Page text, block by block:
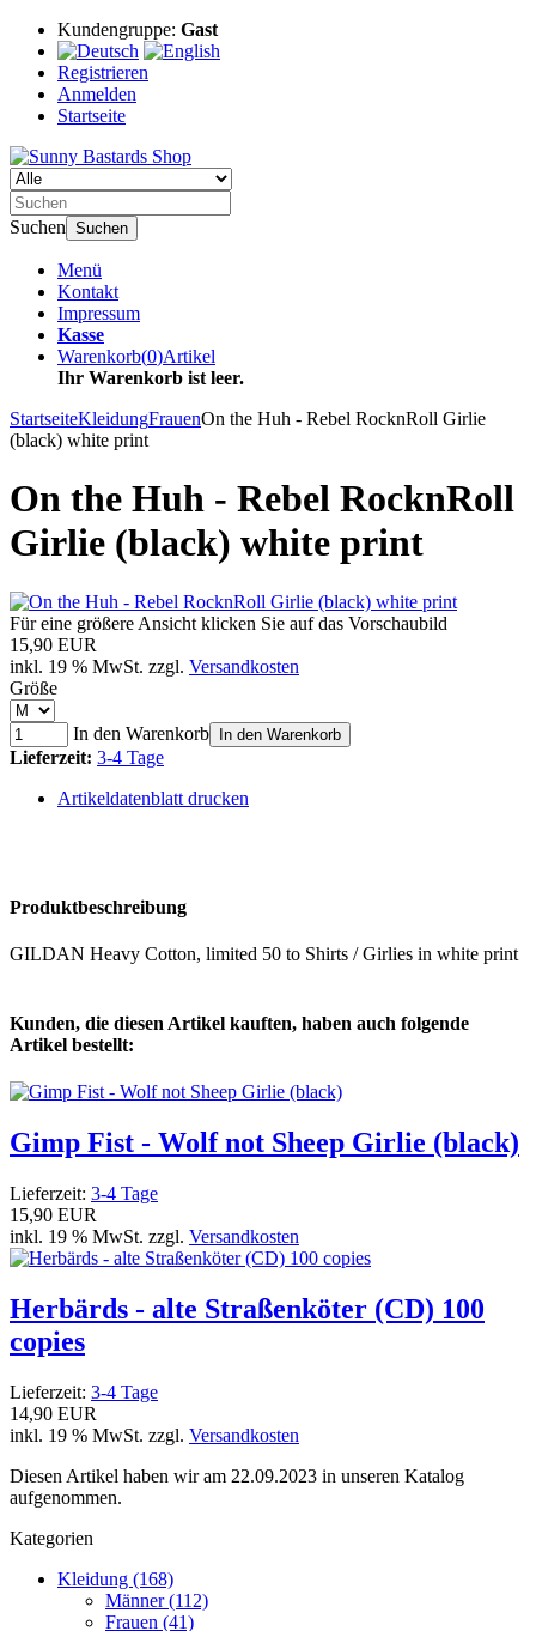
Kundengruppe: Gast
Registrieren
Anmelden
Startseite
Suchen Suchen
Menü
Kontakt
Impressum
Kasse
Warenkorb(0)Artikel
Ihr Warenkorb ist leer.
StartseiteKleidungFrauenOn the Huh - Rebel RocknRoll Girlie
(black) white print
On the Huh - Rebel RocknRoll
Girlie (black) white print
Für eine größere Ansicht klicken Sie auf das Vorschaubild
15,90 EUR
inkl. 19 % MwSt. zzgl. Versandkosten
Größe
In den Warenkorb In den Warenkorb
Lieferzeit: 3-4 Tage
Artikeldatenblatt drucken
Produktbeschreibung
GILDAN Heavy Cotton, limited 50 to Shirts / Girlies in white print
Kunden, die diesen Artikel kauften, haben auch folgende
Artikel bestellt:
Gimp Fist - Wolf not Sheep Girlie (black)
Lieferzeit: 3-4 Tage
15,90 EUR
inkl. 19 % MwSt. zzgl. Versandkosten
Herbärds - alte Straßenköter (CD) 100
copies
Lieferzeit: 3-4 Tage
14,90 EUR
inkl. 19 % MwSt. zzgl. Versandkosten
Diesen Artikel haben wir am 22.09.2023 in unseren Katalog
aufgenommen.
Kategorien
Kleidung (168)
Männer (112)
Frauen (41)